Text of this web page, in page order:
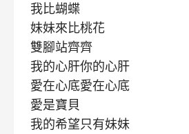
我比蝴蝶
妹妹來比桃花
雙腳站齊齊
我的心肝你的心肝
愛在心底愛在心底
愛是寶貝
我的希望只有妹妹